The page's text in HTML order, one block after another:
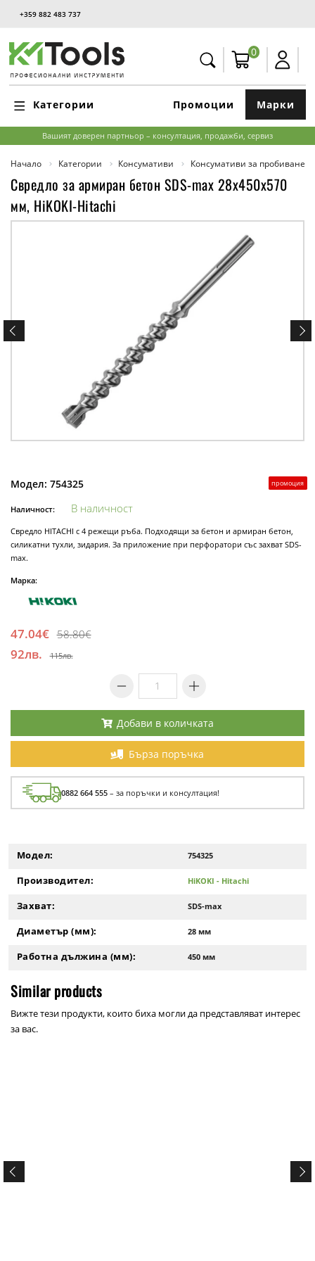
+359 882 483 737
0
Категории Марки
Промоции
Вашият доверен партньор – консултация, продажби, сервиз
Начало Категории Консумативи Консумативи за пробиване
Свредло за армиран бетон SDS-max 28x450x570
мм, HiKOKI-Hitachi
промоция
Модел: 754325
Наличност: В наличност
Свредло HITACHI с 4 режещи ръба. Подходящи за бетон и армиран бетон,
силикатни тухли, зидария. За приложение при перфоратори със захват SDS-
max.
Марка:
47.04€ 58.80€
92лв. 115лв.
Добави в количката
Бърза поръчка
0882 664 555 – за поръчки и консултация!
Модел: 754325
Производител: HiKOKI - Hitachi
Захват: SDS-max
Диаметър (мм): 28 мм
Работна дължина (мм): 450 мм
Similar products
Вижте тези продукти, които биха могли да представляват интерес
за вас.